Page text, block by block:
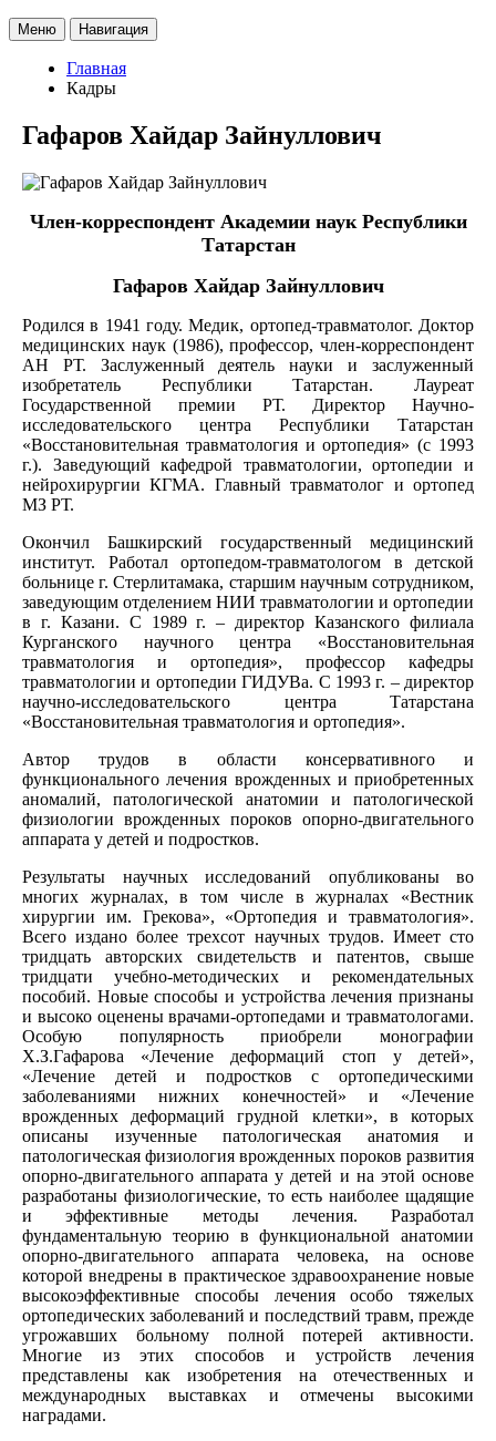
Меню Навигация
Главная
Кадры
Гафаров Хайдар Зайнуллович
Член-корреспондент Академии наук Республики
Татарстан
Гафаров Хайдар Зайнуллович
Родился в 1941 году. Медик, ортопед-травматолог. Доктор
медицинских наук (1986), профессор, член-корреспондент
АН РТ. Заслуженный деятель науки и заслуженный
изобретатель Республики Татарстан. Лауреат
Государственной премии РТ. Директор Научно-
исследовательского центра Республики Татарстан
«Восстановительная травматология и ортопедия» (с 1993
г.). Заведующий кафедрой травматологии, ортопедии и
нейрохирургии КГМА. Главный травматолог и ортопед
МЗ РТ.
Окончил Башкирский государственный медицинский
институт. Работал ортопедом-травматологом в детской
больнице г. Стерлитамака, старшим научным сотрудником,
заведующим отделением НИИ травматологии и ортопедии
в г. Казани. С 1989 г. – директор Казанского филиала
Курганского научного центра «Восстановительная
травматология и ортопедия», профессор кафедры
травматологии и ортопедии ГИДУВа. С 1993 г. – директор
научно-исследовательского центра Татарстана
«Восстановительная травматология и ортопедия».
Автор трудов в области консервативного и
функционального лечения врожденных и приобретенных
аномалий, патологической анатомии и патологической
физиологии врожденных пороков опорно-двигательного
аппарата у детей и подростков.
Результаты научных исследований опубликованы во
многих журналах, в том числе в журналах «Вестник
хирургии им. Грекова», «Ортопедия и травматология».
Всего издано более трехсот научных трудов. Имеет сто
тридцать авторских свидетельств и патентов, свыше
тридцати учебно-методических и рекомендательных
пособий. Новые способы и устройства лечения признаны
и высоко оценены врачами-ортопедами и травматологами.
Особую популярность приобрели монографии
Х.З.Гафарова «Лечение деформаций стоп у детей»,
«Лечение детей и подростков с ортопедическими
заболеваниями нижних конечностей» и «Лечение
врожденных деформаций грудной клетки», в которых
описаны изученные патологическая анатомия и
патологическая физиология врожденных пороков развития
опорно-двигательного аппарата у детей и на этой основе
разработаны физиологические, то есть наиболее щадящие
и эффективные методы лечения. Разработал
фундаментальную теорию в функциональной анатомии
опорно-двигательного аппарата человека, на основе
которой внедрены в практическое здравоохранение новые
высокоэффективные способы лечения особо тяжелых
ортопедических заболеваний и последствий травм, прежде
угрожавших больному полной потерей активности.
Многие из этих способов и устройств лечения
представлены как изобретения на отечественных и
международных выставках и отмечены высокими
наградами.